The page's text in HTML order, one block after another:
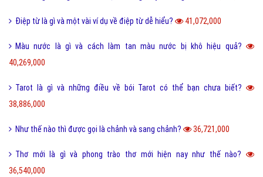
Điệp từ là gì và một vài ví dụ về điệp từ dễ hiểu? 41,072,000
Màu nước là gì và cách làm tan màu nước bị khô hiệu quả?
40,269,000
Tarot là gì và những điều về bói Tarot có thể bạn chưa biết?
38,886,000
Như thế nào thì được gọi là chảnh và sang chảnh? 36,721,000
Thơ mới là gì và phong trào thơ mới hiện nay như thế nào?
36,540,000